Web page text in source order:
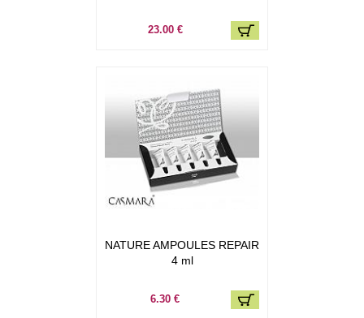
23.00 €
NATURE AMPOULES REPAIR
4 ml
6.30 €